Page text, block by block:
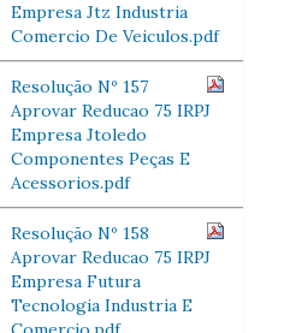
Empresa Jtz Industria
Comercio De Veiculos.pdf
Resolução Nº 157
Aprovar Reducao 75 IRPJ
Empresa Jtoledo
Componentes Peças E
Acessorios.pdf
Resolução Nº 158
Aprovar Reducao 75 IRPJ
Empresa Futura
Tecnologia Industria E